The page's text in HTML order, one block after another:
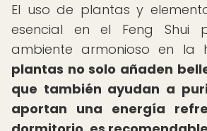
El uso de plantas y
esencial en el Feng Shui
ambiente armonioso en la
plantas no solo añaden
que también ayudan a
aportan una energía